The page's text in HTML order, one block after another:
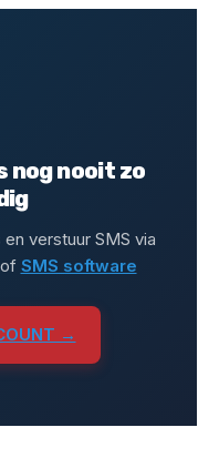
nog nooit zo
verstuur SMS via
of SMS software
→